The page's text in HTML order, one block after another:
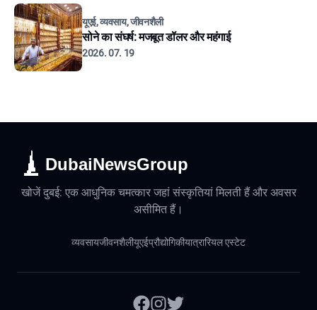
यूएई, व्यवसाय, जीवनशैली
सोने का संघर्ष: मजबूत डॉलर और महंगाई
2026. 07. 19
DubaiNewsGroup
खोजें दुबई: एक आधुनिक चमत्कार जहां संस्कृतियां मिलती हैं और अवसर
असीमित हैं।
व्यवसायजीवनशैलीयूएईप्रौद्योगिकीयात्रारियल एस्टेट